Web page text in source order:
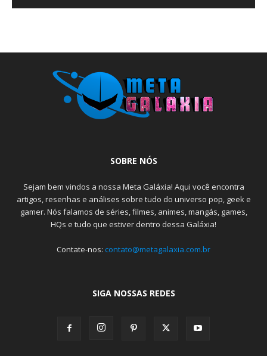
SOBRE NÓS
Sejam bem vindos a nossa Meta Galáxia! Aqui você encontra
artigos, resenhas e análises sobre tudo do universo pop, geek e
gamer. Nós falamos de séries, filmes, animes, mangás, games,
HQs e tudo que estiver dentro dessa Galáxia!
Contate-nos: contato@metagalaxia.com.br
SIGA NOSSAS REDES